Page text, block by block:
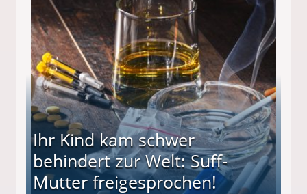
(34) in den finanziellen Ruin!
Ihr Kind kam schwer
behindert zur Welt: Suff-
Mutter freigesprochen!